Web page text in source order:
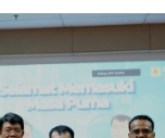
Mulyadi Koto
dan Bapak
Listrik
30 MW.
tulang punggung